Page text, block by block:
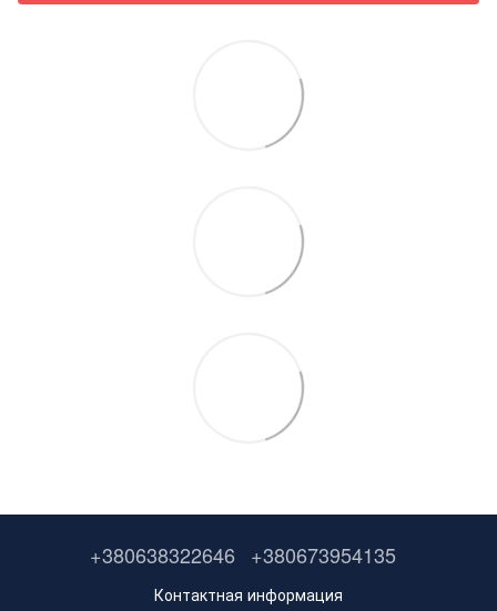
+380638322646 +380673954135
Контактная информация